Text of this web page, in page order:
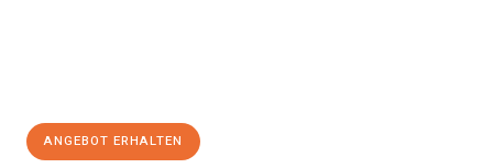
ANGEBOT ERHALTEN